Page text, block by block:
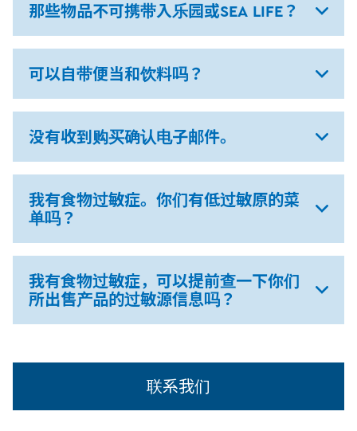
那些物品不可携带入乐园或SEA LIFE？
可以自带便当和饮料吗？
没有收到购买确认电子邮件。
我有食物过敏症。你们有低过敏原的菜
单吗？
我有食物过敏症，可以提前查一下你们
所出售产品的过敏源信息吗？
联系我们